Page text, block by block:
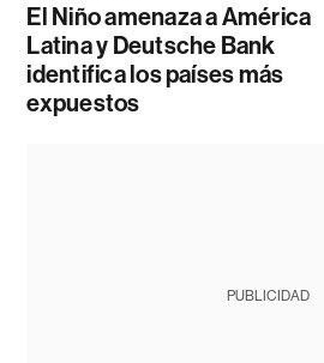
El Niño amenaza a América
Latina y Deutsche Bank
identifica los países más
expuestos
PUBLICIDAD